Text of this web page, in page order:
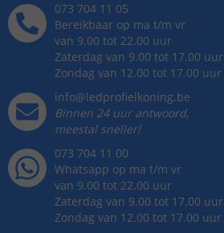
073 704 11 05
Bereikbaar op ma t/m vr
van 9.00 tot 22.00 uur
Zaterdag van 9.00 tot 17.00 uur
Zondag van 12.00 tot 17.00 uur
info@ledprofielkoning.be
Binnen 24 uur antwoord,
meestal sneller!
073 704 11 00
Whatsapp op ma t/m vr
van 9.00 tot 22.00 uur
Zaterdag van 9.00 tot 17.00 uur
Zondag van 12.00 tot 17.00 uur